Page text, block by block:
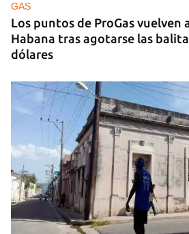
GAS
Los puntos de ProGas vuelven
Habana tras agotarse las
dólares